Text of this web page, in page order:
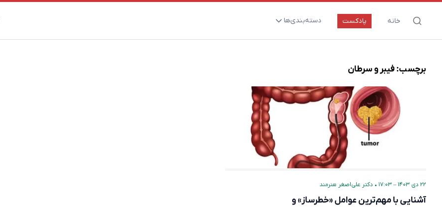
خانه پادکست دسته‌بندی‌ها
ارتقای سلامت و طول عمر
تغذیه و مکمل‌ها
تکنولوژی و سلامت
مادر و کودک
برچسب: فیبر و سرطان
۲۲ دی ۱۴۰۳ – ۱۷:۰۳ • دکتر علی‌اصغر هنرمند
آشنایی با مهم‌ترین عوامل «خطرساز» و